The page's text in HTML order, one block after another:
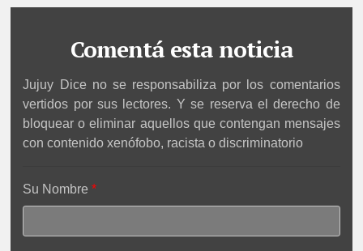
Comentá esta noticia
Jujuy Dice no se responsabiliza por los comentarios
vertidos por sus lectores. Y se reserva el derecho de
bloquear o eliminar aquellos que contengan mensajes
con contenido xenófobo, racista o discriminatorio
Su Nombre